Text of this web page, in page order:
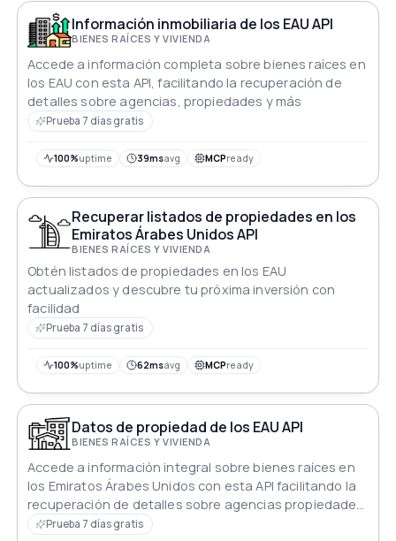
Información inmobiliaria de los EAU API
BIENES RAÍCES Y VIVIENDA
Accede a información completa sobre bienes raíces en
los EAU con esta API, facilitando la recuperación de
detalles sobre agencias, propiedades y más
Prueba 7 días gratis
100%uptime 39msavg MCPready
Recuperar listados de propiedades en los
Emiratos Árabes Unidos API
BIENES RAÍCES Y VIVIENDA
Obtén listados de propiedades en los EAU
actualizados y descubre tu próxima inversión con
facilidad
Prueba 7 días gratis
100%uptime 62msavg MCPready
Datos de propiedad de los EAU API
BIENES RAÍCES Y VIVIENDA
Accede a información integral sobre bienes raíces en
los Emiratos Árabes Unidos con esta API facilitando la
recuperación de detalles sobre agencias propiedades
y másPrueba 7 días gratis